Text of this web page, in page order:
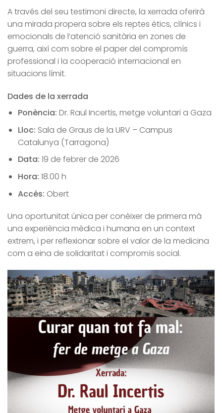
A través del seu testimoni directe, la xerrada oferirà
una mirada propera sobre els reptes ètics, clínics i
emocionals de l’atenció sanitària en zones de
guerra, així com sobre el paper del compromís
professional i la cooperació internacional en
situacions límit.
Dades de la xerrada
Ponència: Dr. Raul Incertis, metge voluntari a Gaza
Lloc: Sala de Graus de la URV – Campus
Catalunya (Tarragona)
Data: 19 de febrer de 2026
Hora: 18.00 h
Accés: Obert
Una oportunitat única per conèixer de primera mà
una experiència mèdica i humana en un context
extrem, i per reflexionar sobre el valor de la medicina
com a eina de solidaritat i compromís social.